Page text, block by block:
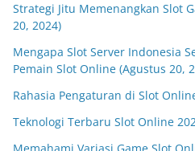
Strategi Jitu Memenangkan Slot
20, 2024)
Mengapa Slot Server Indonesia
Pemain Slot Online (Agustus 20,
Rahasia Pengaturan di Slot
Teknologi Terbaru Slot Online